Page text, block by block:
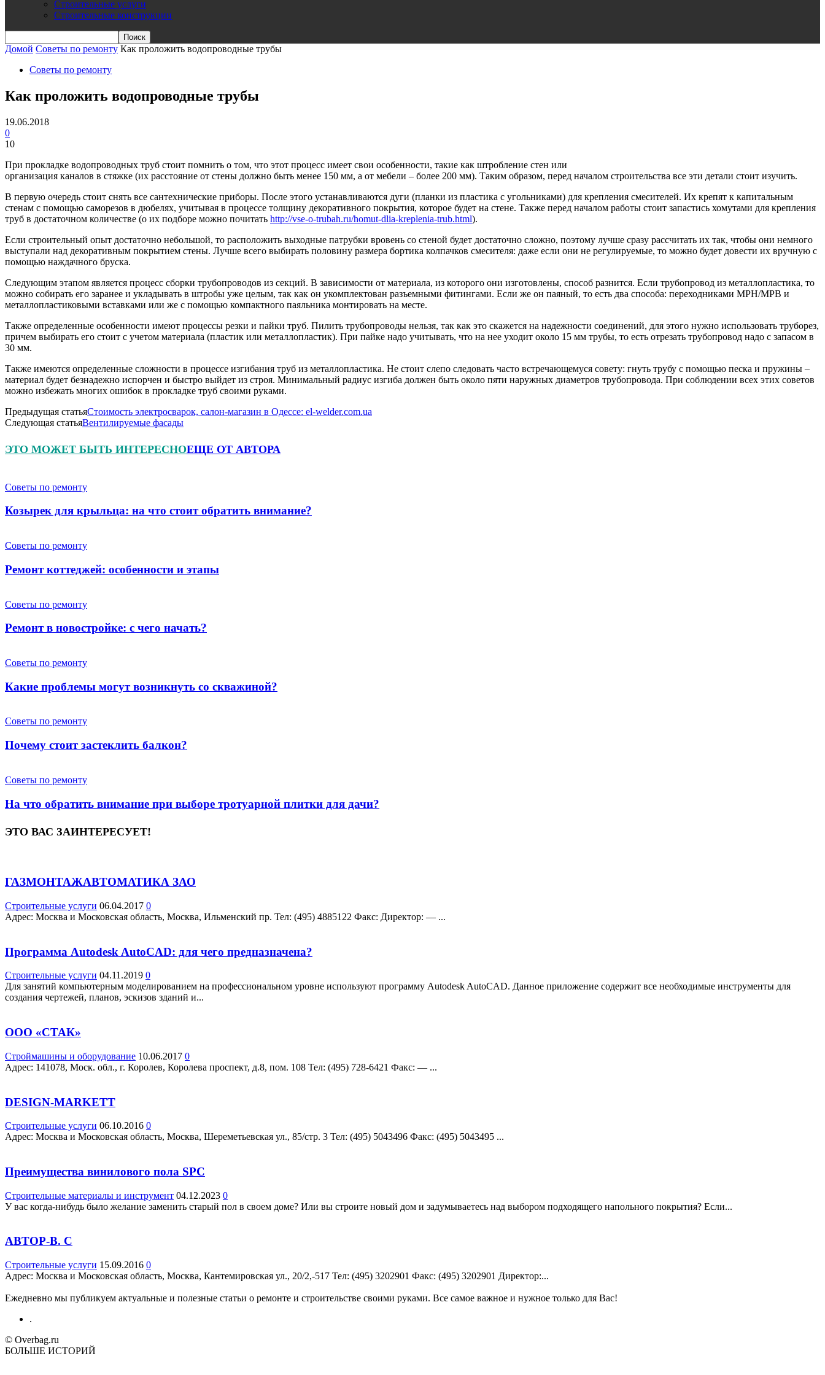
Строительные услуги
Строительные конструкции
Домой Советы по ремонту Как проложить водопроводные трубы
Советы по ремонту
Как проложить водопроводные трубы
19.06.2018
0
10
При прокладке водопроводных труб стоит помнить о том, что этот процесс имеет свои особенности, такие как штробление стен или
организация каналов в стяжке (их расстояние от стены должно быть менее 150 мм, а от мебели – более 200 мм). Таким образом, перед началом строительства все эти детали стоит изучить.
В первую очередь стоит снять все сантехнические приборы. После этого устанавливаются дуги (планки из пластика с угольниками) для крепления смесителей. Их крепят к капитальным
стенам с помощью саморезов в дюбелях, учитывая в процессе толщину декоративного покрытия, которое будет на стене. Также перед началом работы стоит запастись хомутами для крепления
труб в достаточном количестве (о их подборе можно почитать http://vse-o-trubah.ru/homut-dlia-kreplenia-trub.html).
Если строительный опыт достаточно небольшой, то расположить выходные патрубки вровень со стеной будет достаточно сложно, поэтому лучше сразу рассчитать их так, чтобы они немного
выступали над декоративным покрытием стены. Лучше всего выбирать половину размера бортика колпачков смесителя: даже если они не регулируемые, то можно будет довести их вручную с
помощью наждачного бруска.
Следующим этапом является процесс сборки трубопроводов из секций. В зависимости от материала, из которого они изготовлены, способ разнится. Если трубопровод из металлопластика, то
можно собирать его заранее и укладывать в штробы уже целым, так как он укомплектован разъемными фитингами. Если же он паяный, то есть два способа: переходниками МРН/МРВ и
металлопластиковыми вставками или же с помощью компактного паяльника монтировать на месте.
Также определенные особенности имеют процессы резки и пайки труб. Пилить трубопроводы нельзя, так как это скажется на надежности соединений, для этого нужно использовать труборез,
причем выбирать его стоит с учетом материала (пластик или металлопластик). При пайке надо учитывать, что на нее уходит около 15 мм трубы, то есть отрезать трубопровод надо с запасом в
30 мм.
Также имеются определенные сложности в процессе изгибания труб из металлопластика. Не стоит слепо следовать часто встречающемуся совету: гнуть трубу с помощью песка и пружины –
материал будет безнадежно испорчен и быстро выйдет из строя. Минимальный радиус изгиба должен быть около пяти наружных диаметров трубопровода. При соблюдении всех этих советов
можно избежать многих ошибок в прокладке труб своими руками.
Предыдущая статьяСтоимость электросварок, салон-магазин в Одессе: el-welder.com.ua
Следующая статьяВентилируемые фасады
ЭТО МОЖЕТ БЫТЬ ИНТЕРЕСНОЕЩЕ ОТ АВТОРА
Советы по ремонту
Козырек для крыльца: на что стоит обратить внимание?
Советы по ремонту
Ремонт коттеджей: особенности и этапы
Советы по ремонту
Ремонт в новостройке: с чего начать?
Советы по ремонту
Какие проблемы могут возникнуть со скважиной?
Советы по ремонту
Почему стоит застеклить балкон?
Советы по ремонту
На что обратить внимание при выборе тротуарной плитки для дачи?
ЭТО ВАС ЗАИНТЕРЕСУЕТ!
ГАЗМОНТАЖАВТОМАТИКА ЗАО
Строительные услуги 06.04.2017 0
Адрес: Москва и Московская область, Москва, Ильменский пр. Teл: (495) 4885122 Факс: Директор: — ...
Программа Autodesk AutoCAD: для чего предназначена?
Строительные услуги 04.11.2019 0
Для занятий компьютерным моделированием на профессиональном уровне используют программу Autodesk AutoCAD. Данное приложение содержит все необходимые инструменты для
создания чертежей, планов, эскизов зданий и...
ООО «СТАК»
Строймашины и оборудование 10.06.2017 0
Адрес: 141078, Моск. обл., г. Королев, Королева проспект, д.8, пом. 108 Teл: (495) 728-6421 Факс: — ...
DESIGN-MARKETT
Строительные услуги 06.10.2016 0
Адрес: Москва и Московская область, Москва, Шереметьевская ул., 85/стр. 3 Teл: (495) 5043496 Факс: (495) 5043495 ...
Преимущества винилового пола SPC
Строительные материалы и инструмент 04.12.2023 0
У вас когда-нибудь было желание заменить старый пол в своем доме? Или вы строите новый дом и задумываетесь над выбором подходящего напольного покрытия? Если...
АВТОР-В. С
Строительные услуги 15.09.2016 0
Адрес: Москва и Московская область, Москва, Кантемировская ул., 20/2,-517 Teл: (495) 3202901 Факс: (495) 3202901 Директор:...
Ежедневно мы публикуем актуальные и полезные статьи о ремонте и строительстве своими руками. Все самое важное и нужное только для Вас!
.
© Overbag.ru
БОЛЬШЕ ИСТОРИЙ